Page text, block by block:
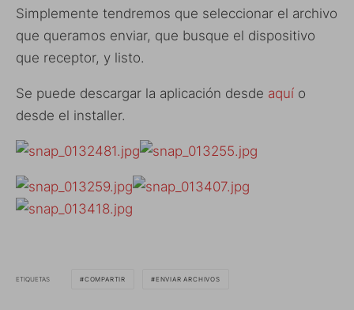
Simplemente tendremos que seleccionar el archivo
que queramos enviar, que busque el dispositivo
que receptor, y listo.
Se puede descargar la aplicación desde aquí o
desde el installer.
ETIQUETAS COMPARTIR ENVIAR ARCHIVOS